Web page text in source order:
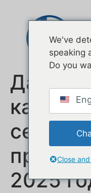
Дали
се
2025
We've
speaking
Do you
Close